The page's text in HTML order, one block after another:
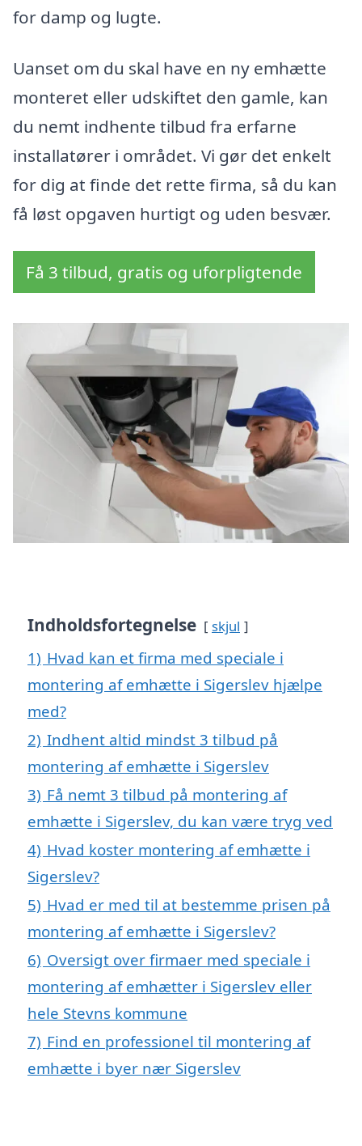
for damp og lugte.
Uanset om du skal have en ny emhætte
monteret eller udskiftet den gamle, kan
du nemt indhente tilbud fra erfarne
installatører i området. Vi gør det enkelt
for dig at finde det rette firma, så du kan
få løst opgaven hurtigt og uden besvær.
Få 3 tilbud, gratis og uforpligtende
Indholdsfortegnelse skjul
1) Hvad kan et firma med speciale i
montering af emhætte i Sigerslev hjælpe
med?
2) Indhent altid mindst 3 tilbud på
montering af emhætte i Sigerslev
3) Få nemt 3 tilbud på montering af
emhætte i Sigerslev, du kan være tryg ved
4) Hvad koster montering af emhætte i
Sigerslev?
5) Hvad er med til at bestemme prisen på
montering af emhætte i Sigerslev?
6) Oversigt over firmaer med speciale i
montering af emhætter i Sigerslev eller
hele Stevns kommune
7) Find en professionel til montering af
emhætte i byer nær Sigerslev